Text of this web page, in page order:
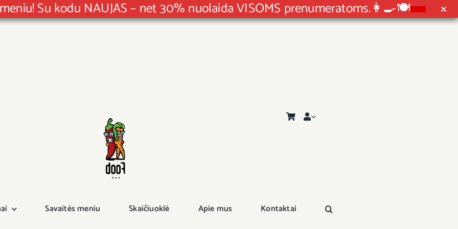
Su kodu NAUJAS – net 30% nuolaida VISOMS prenumeratoms.👩‍🍳🍽
Savaitės meniu Skaičiuoklė Apie mus Kontaktai